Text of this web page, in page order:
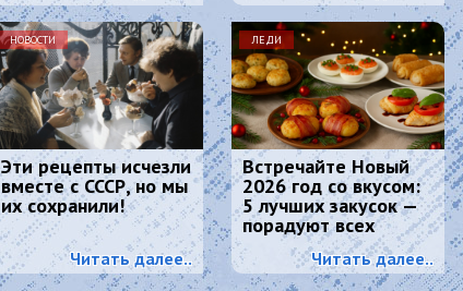
НОВОСТИ
Эти рецепты исчезли
вместе с СССР, но мы
их сохранили!
Читать далее..
ЛЕДИ
Встречайте Новый
2026 год со вкусом:
5 лучших закусок —
порадуют всех
гостей и Огненную
ЛошадьЧитать далее..